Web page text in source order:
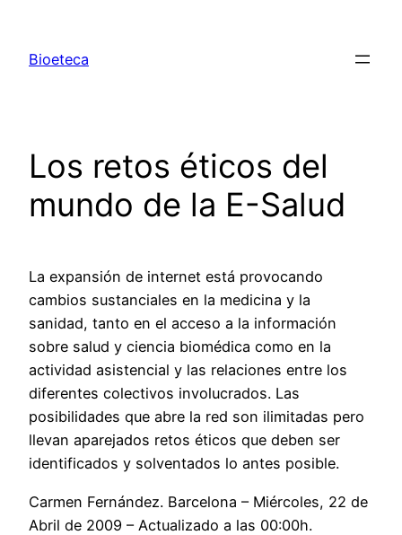
contenido
Bioeteca
Los retos éticos del
mundo de la E-Salud
La expansión de internet está provocando
cambios sustanciales en la medicina y la
sanidad, tanto en el acceso a la información
sobre salud y ciencia biomédica como en la
actividad asistencial y las relaciones entre los
diferentes colectivos involucrados. Las
posibilidades que abre la red son ilimitadas pero
llevan aparejados retos éticos que deben ser
identificados y solventados lo antes posible.
Carmen Fernández. Barcelona – Miércoles, 22 de
Abril de 2009 – Actualizado a las 00:00h.